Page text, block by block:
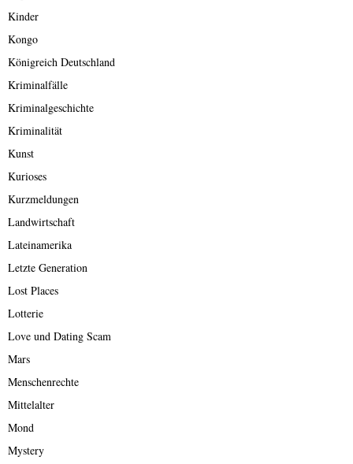
Kinder
Kongo
Königreich Deutschland
Kriminalfälle
Kriminalgeschichte
Kriminalität
Kunst
Kurioses
Kurzmeldungen
Landwirtschaft
Lateinamerika
Letzte Generation
Lost Places
Lotterie
Love und Dating Scam
Mars
Menschenrechte
Mittelalter
Mond
Mystery